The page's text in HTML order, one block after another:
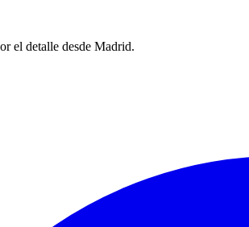
el detalle desde Madrid.